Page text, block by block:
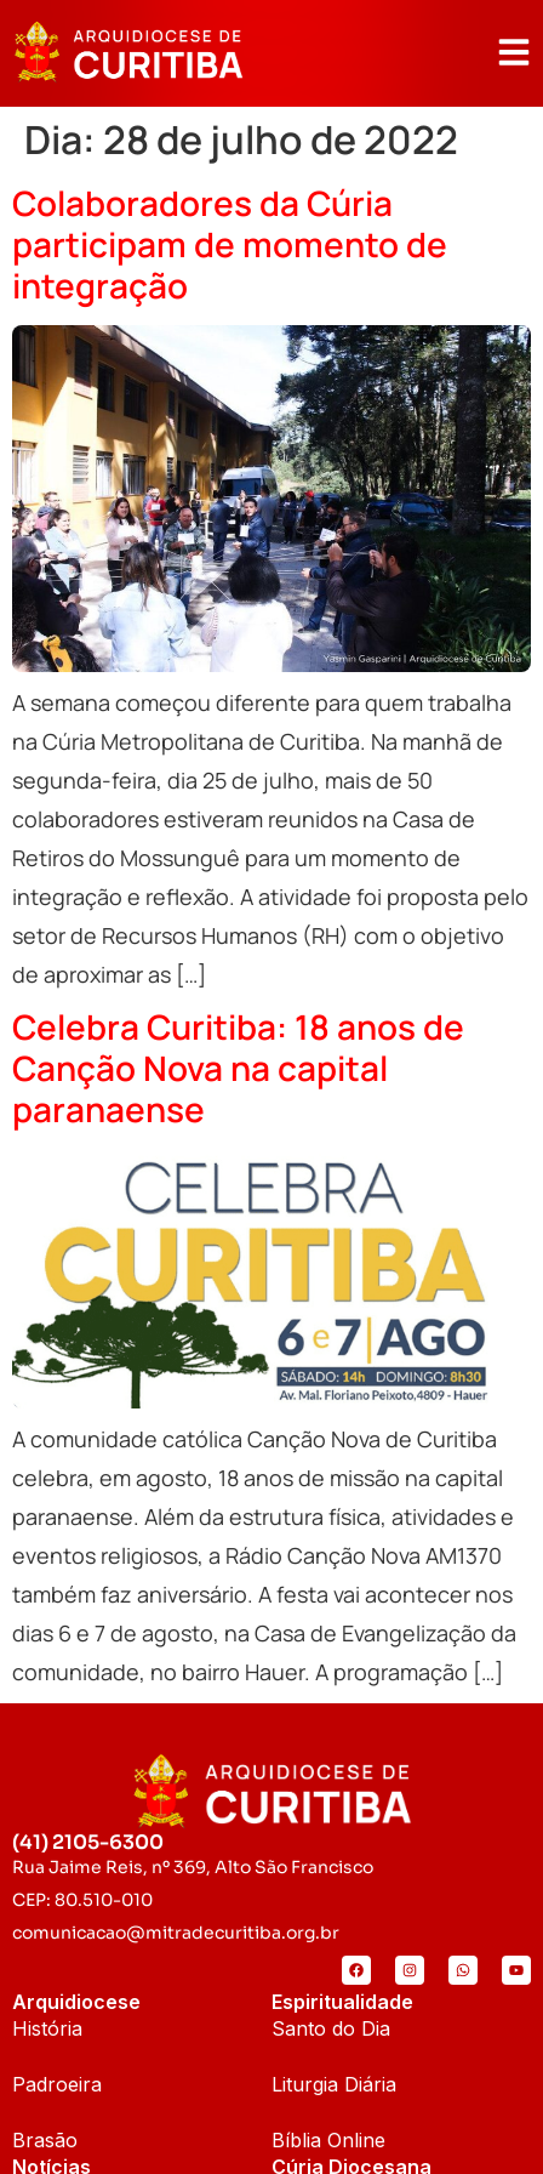
Dia: 28 de julho de 2022
Colaboradores da Cúria
participam de momento de
integração
A semana começou diferente para quem trabalha
na Cúria Metropolitana de Curitiba. Na manhã de
segunda-feira, dia 25 de julho, mais de 50
colaboradores estiveram reunidos na Casa de
Retiros do Mossunguê para um momento de
integração e reflexão. A atividade foi proposta pelo
setor de Recursos Humanos (RH) com o objetivo
de aproximar as […]
Celebra Curitiba: 18 anos de
Canção Nova na capital
paranaense
A comunidade católica Canção Nova de Curitiba
celebra, em agosto, 18 anos de missão na capital
paranaense. Além da estrutura física, atividades e
eventos religiosos, a Rádio Canção Nova AM1370
também faz aniversário. A festa vai acontecer nos
dias 6 e 7 de agosto, na Casa de Evangelização da
comunidade, no bairro Hauer. A programação […]
(41) 2105-6300
Rua Jaime Reis, nº 369, Alto São Francisco
CEP: 80.510-010
comunicacao@mitradecuritiba.org.br
Arquidiocese
História
Padroeira
Brasão
Espiritualidade
Santo do Dia
Liturgia Diária
Bíblia Online
Notícias
Cúria Diocesana